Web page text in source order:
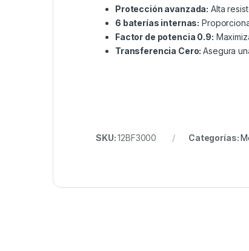
Protección avanzada: Alta
6 baterías internas:
Factor de potencia 0.9:
Transferencia Cero:Asegura
SKU:12BF3000 Categorías: